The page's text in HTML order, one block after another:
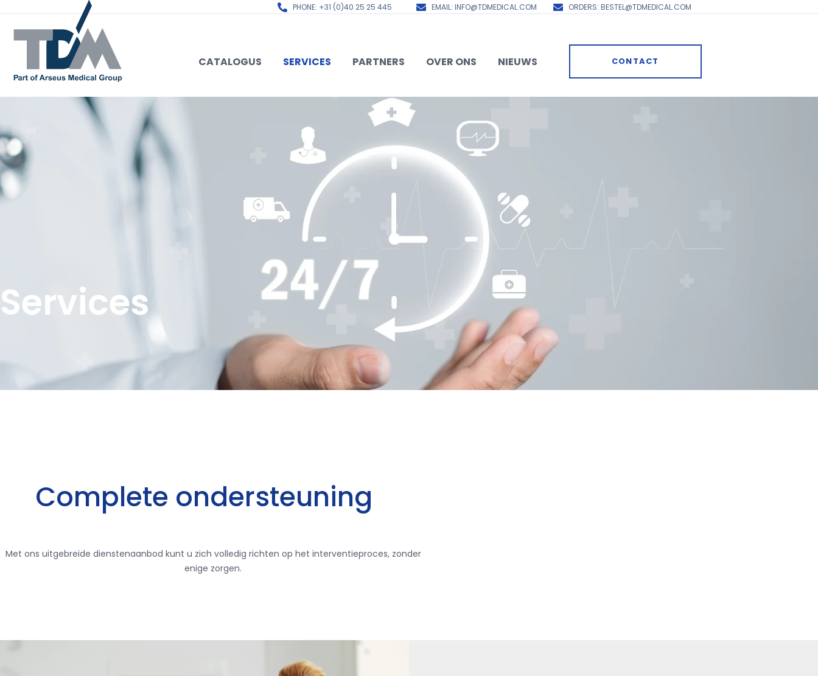
PHONE: +31 (0)40 25 25 445 EMAIL: INFO@TDMEDICAL.COM ORDERS: BESTEL@TDMEDICAL.COM
CATALOGUS SERVICES PARTNERS OVER ONS NIEUWS CONTACT
Services
Complete ondersteuning
Met ons uitgebreide dienstenaanbod kunt u zich volledig richten op het interventieproces, zonder
enige zorgen.